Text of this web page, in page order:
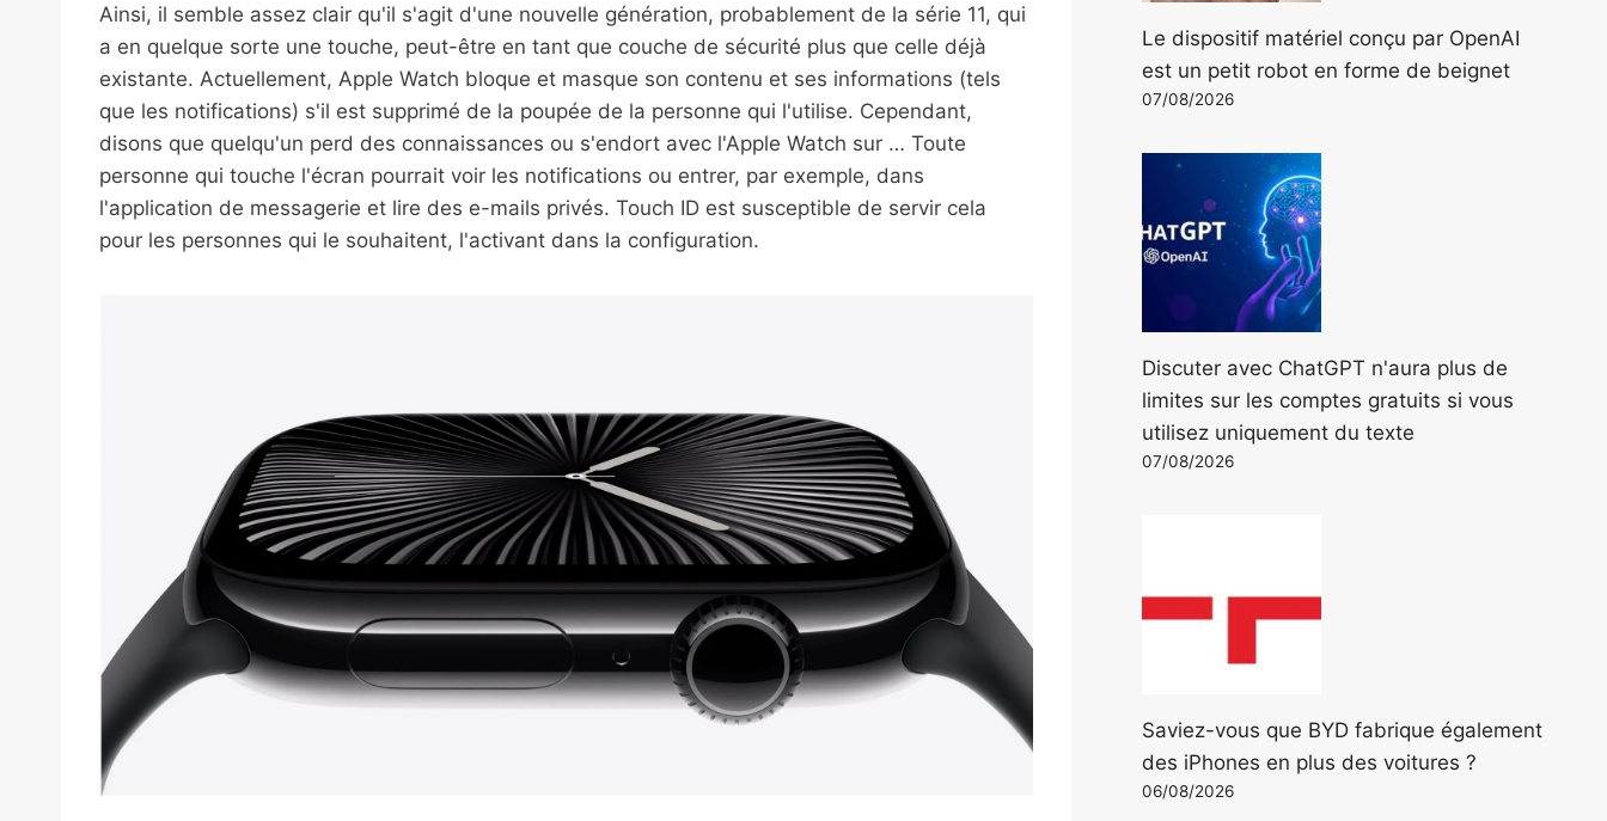
Ainsi, il semble assez clair qu'il s'agit d'une nouvelle génération, probablement de la série 11, qui
a en quelque sorte une touche, peut-être en tant que couche de sécurité plus que celle déjà
existante. Actuellement, Apple Watch bloque et masque son contenu et ses informations (tels
que les notifications) s'il est supprimé de la poupée de la personne qui l'utilise. Cependant,
disons que quelqu'un perd des connaissances ou s'endort avec l'Apple Watch sur … Toute
personne qui touche l'écran pourrait voir les notifications ou entrer, par exemple, dans
l'application de messagerie et lire des e-mails privés. Touch ID est susceptible de servir cela
pour les personnes qui le souhaitent, l'activant dans la configuration.
Le dispositif matériel conçu par OpenAI
est un petit robot en forme de beignet
07/08/2026
Discuter avec ChatGPT n'aura plus de
limites sur les comptes gratuits si vous
utilisez uniquement du texte
07/08/2026
Saviez-vous que BYD fabrique également
des iPhones en plus des voitures ?
06/08/2026